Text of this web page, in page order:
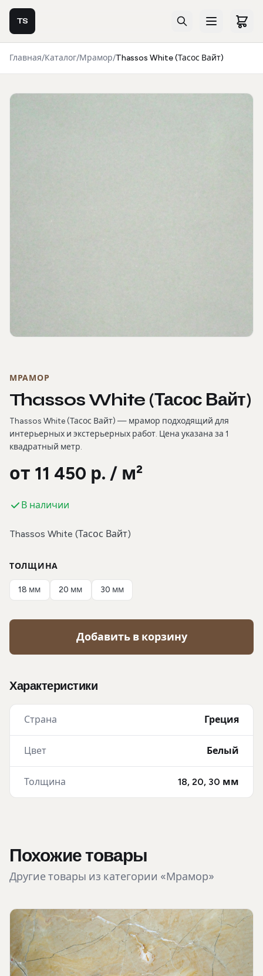
TS
Главная/Каталог/Мрамор/Thassos White (Тасос Вайт)
МРАМОР
Thassos White (Тасос Вайт)
Thassos White (Тасос Вайт) — мрамор подходящий для
интерьерных и экстерьерных работ. Цена указана за 1
квадратный метр.
от 11 450 р. / м²
В наличии
Thassos White (Тасос Вайт)
ТОЛЩИНА
18 мм 20 мм 30 мм
Добавить в корзину
Характеристики
Страна Греция
Цвет Белый
Толщина 18, 20, 30 мм
Похожие товары
Другие товары из категории «Мрамор»